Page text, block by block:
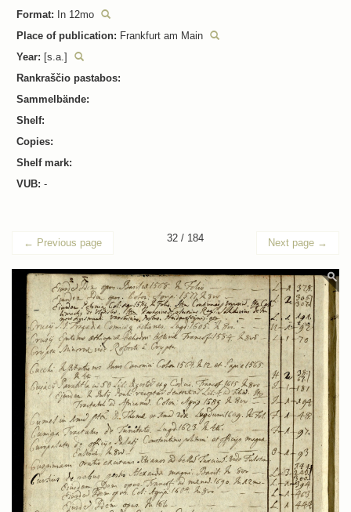
Format: In 12mo
Place of publication: Frankfurt am Main
Year: [s.a.]
Rankraščio pastabos:
Sammelbände:
Shelf:
Copies:
Shelf mark:
VUB: -
← Previous page 32 / 184 Next page →